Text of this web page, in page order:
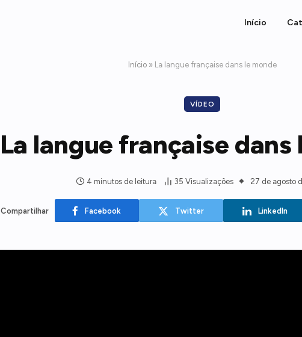
Início
Início» La langue française dans le monde
VÍDEO
La langue française dans
4 minutos de leitura 35 Visualizações 27 de agosto
Compartilhar Facebook Twitter LinkedIn